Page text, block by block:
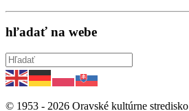
hľadať na webe
© 1953 - 2026 Oravské kultúrne stredisko